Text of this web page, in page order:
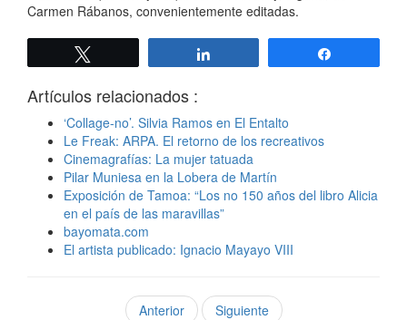
Carmen Rábanos, convenientemente editadas.
Artículos relacionados :
‘Collage-no’. Silvia Ramos en El Entalto
Le Freak: ARPA. El retorno de los recreativos
Cinemagrafías: La mujer tatuada
Pilar Muniesa en la Lobera de Martín
Exposición de Tamoa: “Los no 150 años del libro Alicia
en el país de las maravillas”
bayomata.com
El artista publicado: Ignacio Mayayo VIII
Anterior Siguiente